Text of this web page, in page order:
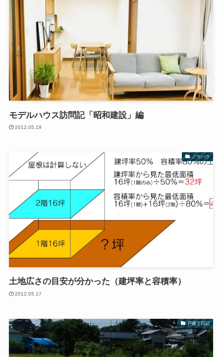
モデルハウス訪問記「昭和建設」編
2012.05.19
ノウハウ
土地広さの目安が分かった（建坪率と容積率）
2012.05.17
戸建て日記